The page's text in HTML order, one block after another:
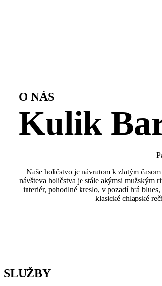
O NÁS
Kulik
Naše holičstvo je návratom k zlatým
návšteva holičstva je stále akýmsi mužským
interiér, pohodlné kreslo, v pozadí hrá
klasické chlapské
SLUŽBY